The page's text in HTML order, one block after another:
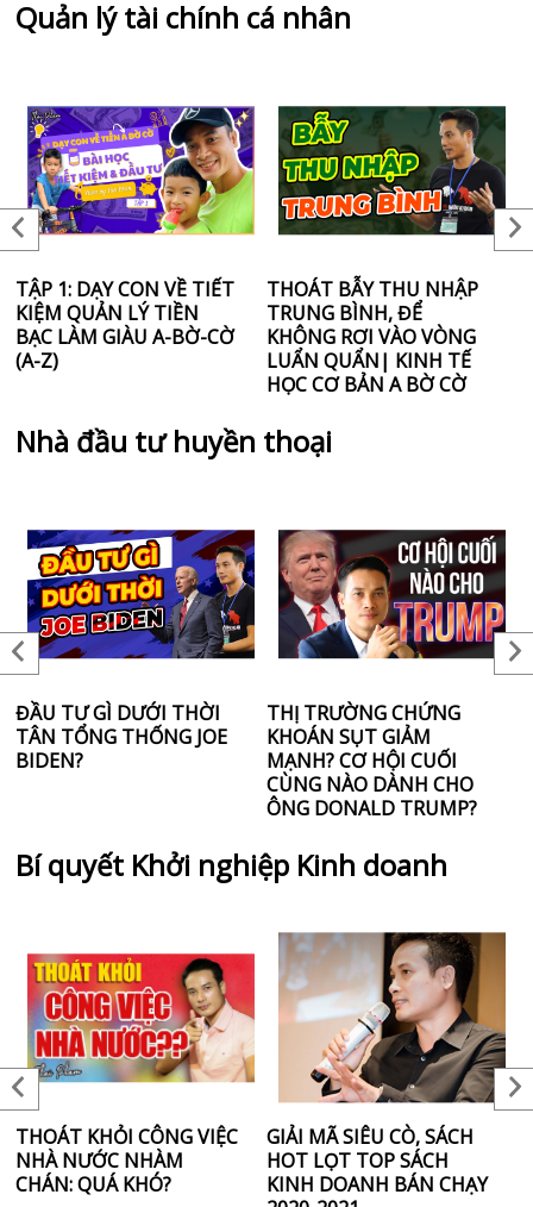
Quản lý tài chính cá nhân
TẬP 1: DẠY CON VỀ TIẾT
KIỆM QUẢN LÝ TIỀN
BẠC LÀM GIÀU A-BỜ-CỜ
(A-Z)
THOÁT BẪY THU NHẬP
TRUNG BÌNH, ĐỂ
KHÔNG RƠI VÀO VÒNG
LUẨN QUẨN| KINH TẾ
HỌC CƠ BẢN A BỜ CỜ
Nhà đầu tư huyền thoại
ĐẦU TƯ GÌ DƯỚI THỜI
TÂN TỔNG THỐNG JOE
BIDEN?
THỊ TRƯỜNG CHỨNG
KHOÁN SỤT GIẢM
MẠNH? CƠ HỘI CUỐI
CÙNG NÀO DÀNH CHO
ÔNG DONALD TRUMP?
Bí quyết Khởi nghiệp Kinh doanh
THOÁT KHỎI CÔNG VIỆC
NHÀ NƯỚC NHÀM
CHÁN: QUÁ KHÓ?
GIẢI MÃ SIÊU CÒ, SÁCH
HOT LỌT TOP SÁCH
KINH DOANH BÁN CHẠY